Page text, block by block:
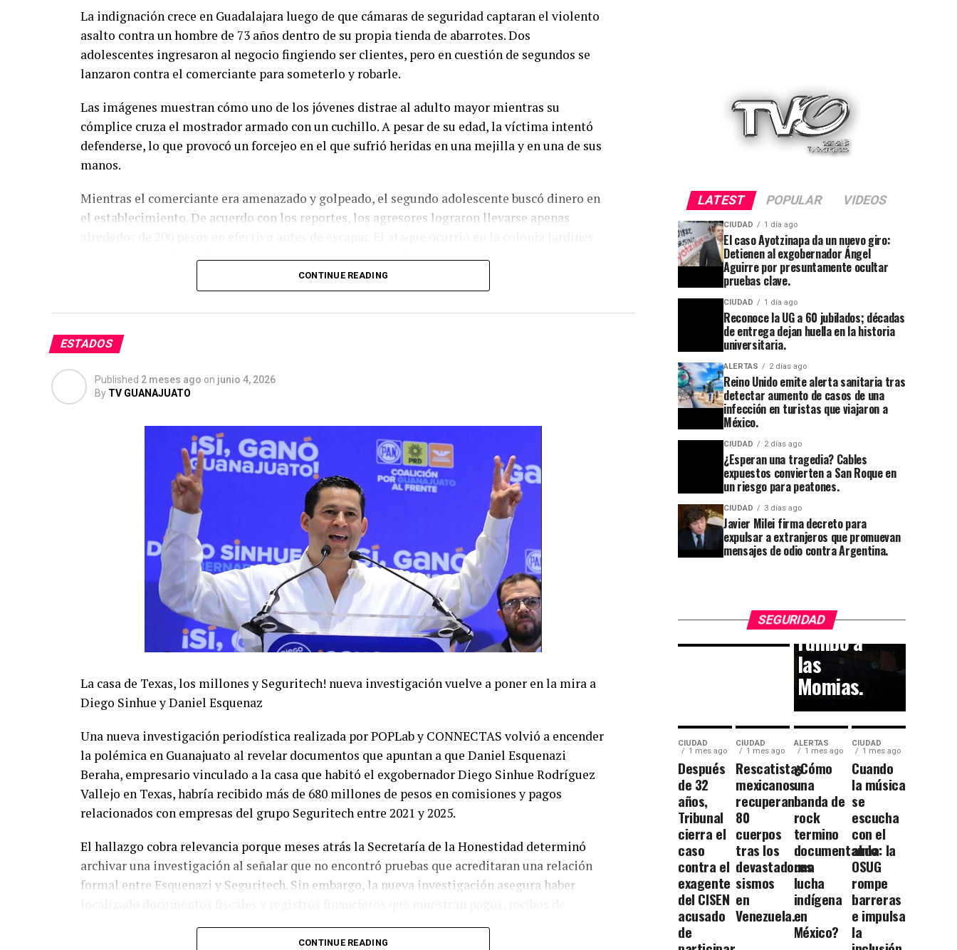
La indignación crece en Guadalajara luego de que cámaras de seguridad captaran el violento
asalto contra un hombre de 73 años dentro de su propia tienda de abarrotes. Dos
adolescentes ingresaron al negocio fingiendo ser clientes, pero en cuestión de segundos se
lanzaron contra el comerciante para someterlo y robarle.
Las imágenes muestran cómo uno de los jóvenes distrae al adulto mayor mientras su
cómplice cruza el mostrador armado con un cuchillo. A pesar de su edad, la víctima intentó
defenderse, lo que provocó un forcejeo en el que sufrió heridas en una mejilla y en una de sus
manos.
Mientras el comerciante era amenazado y golpeado, el segundo adolescente buscó dinero en
el establecimiento. De acuerdo con los reportes, los agresores lograron llevarse apenas
de la Cruz y quedó grabado por las cámaras de vigilancia del negocio.
Familiares y vecinos exigen la pronta identificación y captura de los responsables, señalando
que la violencia ejercida contra una persona de la tercera edad rebasa cualquier límite. El
inseguridad y la participación de menores de edad en delitos violentos.
CONTINUE READING
ESTADOS
Published 2 meses ago on junio 4, 2026
By TV GUANAJUATO
La casa de Texas, los millones y Seguritech! nueva investigación vuelve a poner en la mira a
Diego Sinhue y Daniel Esquenaz
Una nueva investigación periodística realizada por POPLab y CONNECTAS volvió a encender
la polémica en Guanajuato al revelar documentos que apuntan a que Daniel Esquenazi
Beraha, empresario vinculado a la casa que habitó el exgobernador Diego Sinhue Rodríguez
Vallejo en Texas, habría recibido más de 680 millones de pesos en comisiones y pagos
relacionados con empresas del grupo Seguritech entre 2021 y 2025.
El hallazgo cobra relevancia porque meses atrás la Secretaría de la Honestidad determinó
archivar una investigación al señalar que no encontró pruebas que acreditaran una relación
formal entre Esquenazi y Seguritech. Sin embargo, la nueva investigación asegura haber
nómina y transferencias que vincularían al empresario con compañías del conglomerado
CONTINUE READING
LATEST POPULAR VIDEOS
CIUDAD 1 día ago
El caso Ayotzinapa da un nuevo giro:
Detienen al exgobernador Ángel
Aguirre por presuntamente ocultar
pruebas clave.
CIUDAD 1 día ago
Reconoce la UG a 60 jubilados; décadas
de entrega dejan huella en la historia
universitaria.
ALERTAS 2 días ago
Reino Unido emite alerta sanitaria tras
detectar aumento de casos de una
infección en turistas que viajaron a
México.
CIUDAD 2 días ago
¿Esperan una tragedia? Cables
expuestos convierten a San Roque en
un riesgo para peatones.
CIUDAD 3 días ago
Javier Milei firma decreto para
expulsar a extranjeros que promuevan
mensajes de odio contra Argentina.
SEGURIDAD
Reconoce
la UG a
60
jubilados;
décadas
de
entrega
dejan
huella en
universitaria.
CIUDAD 1 semana ago
Guanajuato
se
apaga:
denuncian
abandono
en
Cuesta
callejón
rumbo a
las
Momias.
CIUDAD
1 mes ago
Después
de 32
años,
Tribunal
cierra el
caso
contra el
exagente
del CISEN
acusado
de
CIUDAD
1 mes ago
Rescatistas
mexicanos
recuperan
80
cuerpos
tras los
devastadores
sismos
en
Venezuela.
ALERTAS
1 mes ago
¿Cómo
una
banda de
rock
termino
documentando
una
lucha
indígena
en
México?
CIUDAD
1 mes ago
Cuando
la música
se
escucha
con el
alma: la
OSUG
rompe
barreras
e impulsa
la